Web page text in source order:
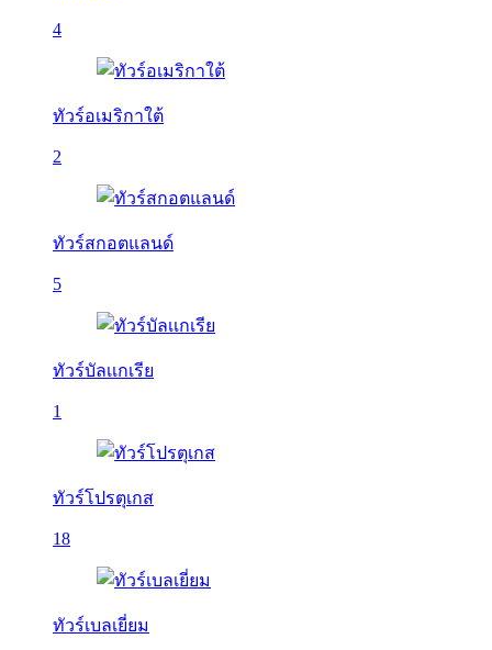
4
ทัวร์อเมริกาใต้
2
ทัวร์สกอตแลนด์
5
ทัวร์บัลเเกเรีย
1
ทัวร์โปรตุเกส
18
ทัวร์เบลเยี่ยม